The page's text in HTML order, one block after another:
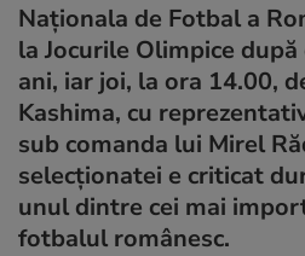
Naționala de Fotbal a
la Jocurile Olimpice
ani, iar joi, la ora 14.00,
Kashima, cu
sub comanda lui Mirel
selecționatei e criticat
unul dintre cei mai
fotbalul românesc.